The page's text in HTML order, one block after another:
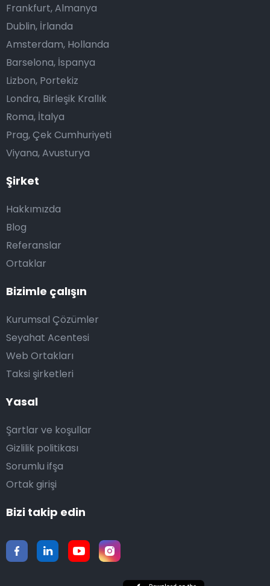
Şirket
Hakkımızda
Blog
Referanslar
Ortaklar
Bizimle çalışın
Kurumsal Çözümler
Seyahat Acentesi
Web Ortakları
Taksi şirketleri
Yasal
Şartlar ve koşullar
Gizlilik politikası
Sorumlu ifşa
Ortak girişi
Frankfurt, Almanya
Dublin, İrlanda
Amsterdam, Hollanda
Barselona, İspanya
Lizbon, Portekiz
Londra, Birleşik Krallık
Roma, İtalya
Prag, Çek Cumhuriyeti
Viyana, Avusturya
Bizi takip edin